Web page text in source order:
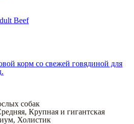
Beef
корм со свежей говядиной для
собак
, Крупная и гигантская
, Холистик